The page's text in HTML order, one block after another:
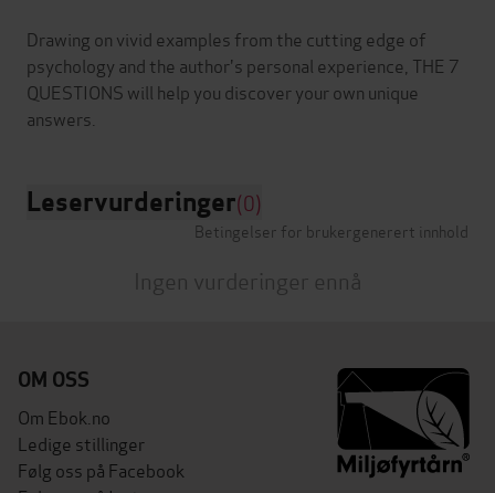
Drawing on vivid examples from the cutting edge of
psychology and the author's personal experience, THE 7
QUESTIONS will help you discover your own unique
Leservurderinger(0)
Betingelser for brukergenerert innhold
Ingen vurderinger ennå
OM OSS
Om Ebok.no
Ledige stillinger
Følg oss på Facebook